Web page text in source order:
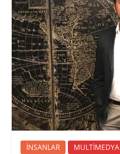
İNSANLAR MULTİMEDYA